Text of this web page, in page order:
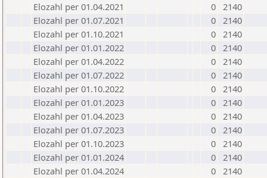
Elozahl per 01.04.2021
0 2140
Elozahl per 01.07.2021
0 2140
Elozahl per 01.10.2021
0 2140
Elozahl per 01.01.2022
0 2140
Elozahl per 01.04.2022
0 2140
Elozahl per 01.07.2022
0 2140
Elozahl per 01.10.2022
0 2140
Elozahl per 01.01.2023
0 2140
Elozahl per 01.04.2023
0 2140
Elozahl per 01.07.2023
0 2140
Elozahl per 01.10.2023
0 2140
Elozahl per 01.01.2024
0 2140
Elozahl per 01.04.2024
0 2140